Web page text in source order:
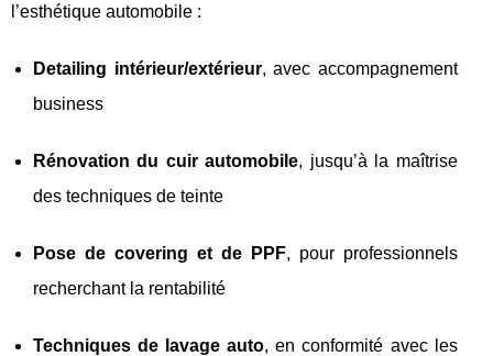
l’esthétique automobile :
Detailing intérieur/extérieur, avec accompagnement
business
Rénovation du cuir automobile, jusqu’à la maîtrise
des techniques de teinte
Pose de covering et de PPF, pour professionnels
recherchant la rentabilité
Techniques de lavage auto, en conformité avec les